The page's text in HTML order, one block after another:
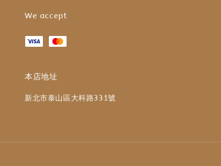
We accept
本店地址
新北市泰山區大科路331號